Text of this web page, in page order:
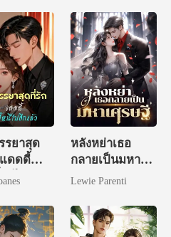
รยาสุด
ดดดี้
ไปอีก
หลังหย่าเธอ
กลายเป็นมหา
เศรษฐี
Lewie Parenti